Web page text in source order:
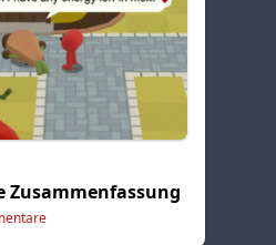
Zusammenfassung